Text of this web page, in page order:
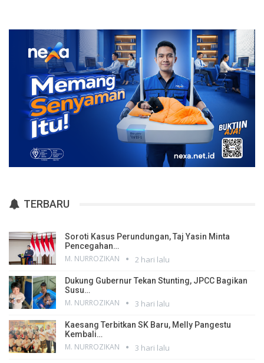
TERBARU
Soroti Kasus Perundungan, Taj Yasin Minta
Pencegahan…
M. NURROZIKAN 2 hari lalu
Dukung Gubernur Tekan Stunting, JPCC Bagikan
Susu…
M. NURROZIKAN 3 hari lalu
Kaesang Terbitkan SK Baru, Melly Pangestu
Kembali…
M. NURROZIKAN 3 hari lalu